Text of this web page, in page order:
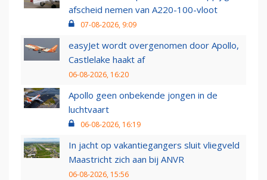
afscheid nemen van A220-100-vloot
07-08-2026, 9:09
easyJet wordt overgenomen door Apollo,
Castlelake haakt af
06-08-2026, 16:20
Apollo geen onbekende jongen in de
luchtvaart
06-08-2026, 16:19
In jacht op vakantiegangers sluit vliegveld
Maastricht zich aan bij ANVR
06-08-2026, 15:56